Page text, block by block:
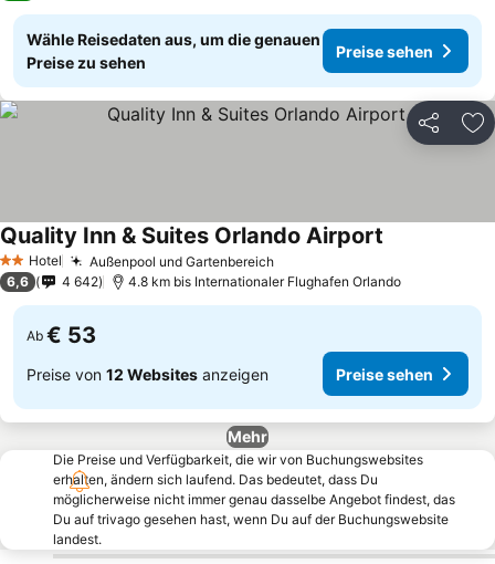
Wähle Reisedaten aus, um die genauen
Preise zu sehen
Preise sehen
Teilen
2 Sterne
Hotel Außenpool und GartenbereichPreise sehen
Quality Inn & Suites Orlando Airport
6,6 4 642 4.8 km bis Internationaler Flughafen Orlando
Ab € 53
Preise von 12 Websites anzeigen Preise sehen
Mehr
Die Preise und Verfügbarkeit, die wir von Buchungswebsites
erhalten, ändern sich laufend. Das bedeutet, dass Du
möglicherweise nicht immer genau dasselbe Angebot findest, das
Du auf trivago gesehen hast, wenn Du auf der Buchungswebsite
landest.